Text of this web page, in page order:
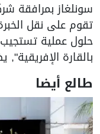
سونلغاز بمرافقة
تقوم على نقل
حلول عملية تستجيب
بالقارة
طالع أيضا